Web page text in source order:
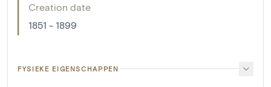
Creation date
1851 - 1899
FYSIEKE EIGENSCHAPPEN